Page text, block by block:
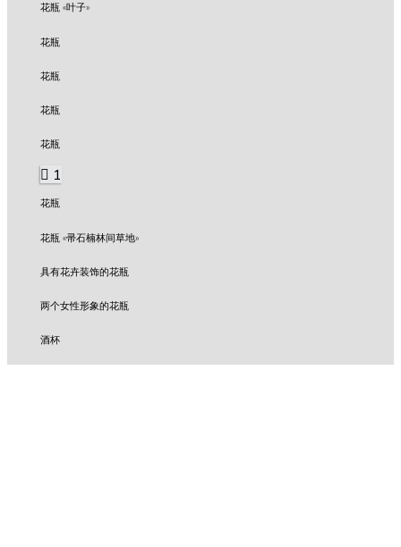
花瓶 «叶子»
花瓶
花瓶
花瓶
花瓶
1
花瓶
花瓶 «帚石楠林间草地»
具有花卉装饰的花瓶
两个女性形象的花瓶
酒杯